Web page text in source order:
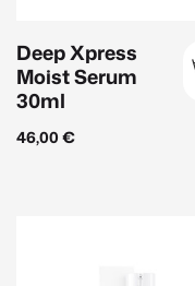
Deep Xpress
Moist Serum
30ml
46,00 €